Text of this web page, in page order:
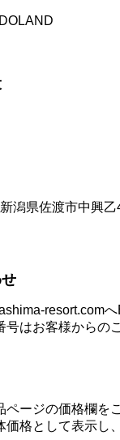
潟県佐渡市中興乙
resort.com
はお客様からの
ページの価格欄を
価格として表示し